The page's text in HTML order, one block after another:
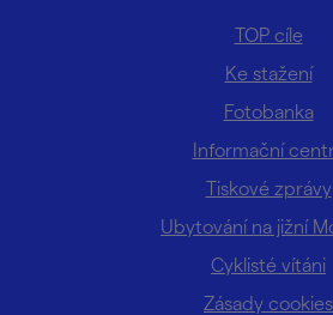
TOP cíle
Ke stažení
Fotobanka
Informační
Tiskové zprávy
Ubytování na jižní
Cyklisté vítáni
Zásady cookies